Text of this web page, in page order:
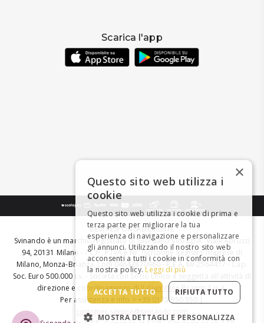
Scarica l'app
BEVI RESPONSABILMENTE
Svinando è un marchio registrato di Giordano Vini S.p.A. Viale Abruzzi
94, 20131 Milano - - C.F., P.IVA e Nr. Iscrizione Registro Imprese di
Milano, Monza-Brianza, Lodi 04642870960 - R.E.A. MI-2564477 - Cap.
Soc. Euro 500.000 i.v. - Società con Socio Unico e soggetta all'attività di
direzione e coordinamento diItalian Wine Brands S.p.A.
Per assistenza e info > +39 0173 550 550 |
customer.service@svinando.com
×
Questo sito web utilizza i
cookie
Questo sito web utilizza i cookie di prima e
terza parte per migliorare la tua
esperienza di navigazione e personalizzare
gli annunci. Utilizzando il nostro sito web
acconsenti a tutti i cookie in conformità con
la nostra policy. Leggi di più
ACCETTA TUTTO RIFIUTA TUTTO
MOSTRA DETTAGLI E PERSONALIZZA